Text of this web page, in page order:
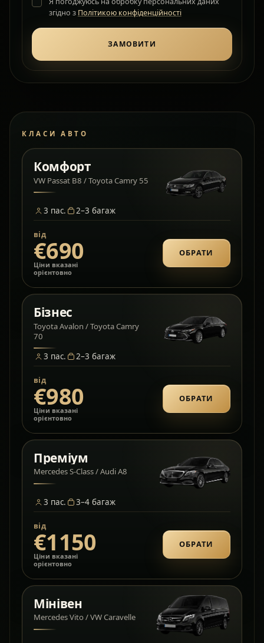
згідно з Політикою конфіденційності
ЗАМОВИТИ
КЛАСИ АВТО
Комфорт
VW Passat B8 / Toyota Camry 55
3 пас. 2–3 багаж
від
€690
Ціни вказані
орієнтовно
ОБРАТИ
Бізнес
Toyota Avalon / Toyota Camry
70
3 пас. 2–3 багаж
від
€980
Ціни вказані
орієнтовно
ОБРАТИ
Преміум
Mercedes S-Class / Audi A8
3 пас. 3–4 багаж
від
€1150
Ціни вказані
орієнтовно
ОБРАТИ
Мінівен
Mercedes Vito / VW Caravelle